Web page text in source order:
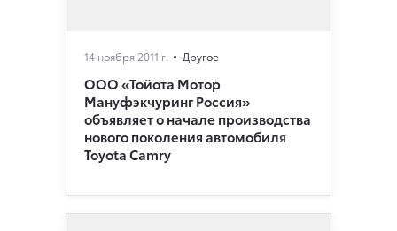
14 ноября 2011 г. Другое
ООО «Тойота Мотор
Мануфэкчуринг Россия»
объявляет о начале производства
нового поколения автомобиля
Toyota Camry